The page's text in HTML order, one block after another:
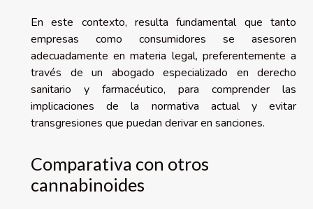
En este contexto, resulta fundamental que tanto
empresas como consumidores se asesoren
adecuadamente en materia legal, preferentemente a
través de un abogado especializado en derecho
sanitario y farmacéutico, para comprender las
implicaciones de la normativa actual y evitar
transgresiones que puedan derivar en sanciones.
Comparativa con otros
cannabinoides